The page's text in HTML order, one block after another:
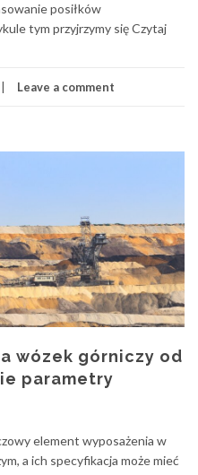
posiłków
tym przyjrzymy się Czytaj
Leave a comment
wózek górniczy od
parametry
element wyposażenia w
a ich specyfikacja może mieć